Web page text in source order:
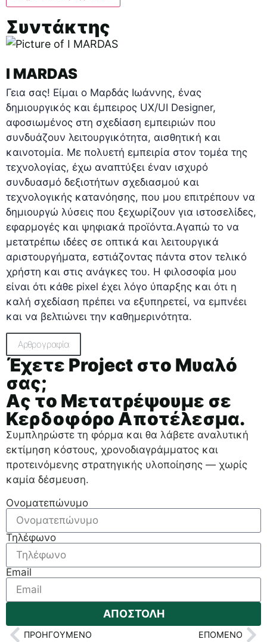
Συντάκτης
I MARDAS
Γεια σας! Είμαι ο Μαρδάς Ιωάννης, ένας
δημιουργικός και έμπειρος UX/UI Designer,
αφοσιωμένος στη σχεδίαση εμπειριών που
συνδυάζουν λειτουργικότητα, αισθητική και
καινοτομία. Με πολυετή εμπειρία στον τομέα της
τεχνολογίας, έχω αναπτύξει έναν ισχυρό
συνδυασμό δεξιοτήτων σχεδιασμού και
τεχνολογικής κατανόησης, που μου επιτρέπουν να
δημιουργώ λύσεις που ξεχωρίζουν για ιστοσελίδες,
εφαρμογές και ψηφιακά προϊόντα.Αγαπώ το να
μετατρέπω ιδέες σε οπτικά και λειτουργικά
αριστουργήματα, εστιάζοντας πάντα στον τελικό
χρήστη και στις ανάγκες του. Η φιλοσοφία μου
είναι ότι κάθε pixel έχει λόγο ύπαρξης και ότι η
καλή σχεδίαση πρέπει να εξυπηρετεί, να εμπνέει
και να βελτιώνει την καθημερινότητα.
Αρθρογραφία
Έχετε Project στο Μυαλό
σας;
Ας το Μετατρέψουμε σε
Κερδοφόρο Αποτέλεσμα.
Συμπληρώστε τη φόρμα και θα λάβετε αναλυτική
εκτίμηση κόστους, χρονοδιαγράμματος και
προτεινόμενης στρατηγικής υλοποίησης — χωρίς
καμία δέσμευση.
Ονοματεπώνυμο
Τηλέφωνο
Email
ΑΠΟΣΤΟΛΗ
ΠΡΟΗΓΟΎΜΕΝΟ ΕΠΌΜΕΝΟ